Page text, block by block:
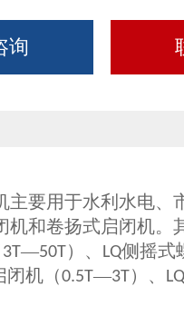
询
要用于水利水电、
和卷扬式启闭机。
3T—50T）、 LQ侧摇式
闭机（0.5T—3T）、 LQ